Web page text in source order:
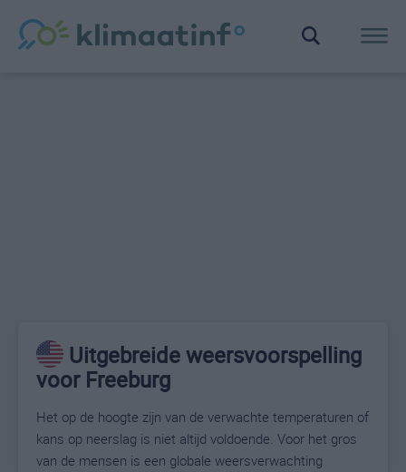
Uitgebreide weersvoorspelling
voor Freeburg
Het op de hoogte zijn van de verwachte temperaturen of
kans op neerslag is niet altijd voldoende. Voor het gros
van de mensen is een globale weersverwachting